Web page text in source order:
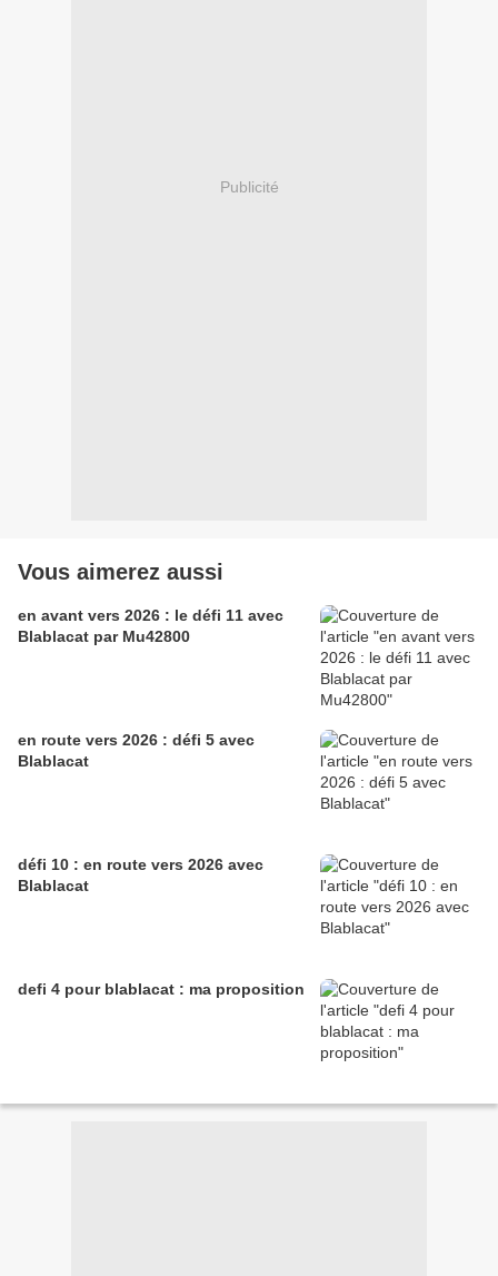
Publicité
Vous aimerez aussi
en avant vers 2026 : le défi 11 avec
Blablacat par Mu42800
en route vers 2026 : défi 5 avec
Blablacat
défi 10 : en route vers 2026 avec
Blablacat
defi 4 pour blablacat : ma proposition